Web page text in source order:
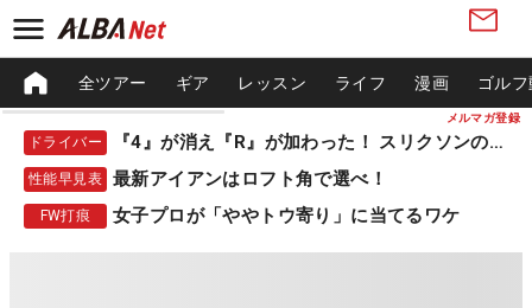
メルマガ登録
全ツアー ギア レッスン ライフ 漫画 ゴル
ドライバー 『4』が消え『R』が加わった！ スリクソンの新作
性能早見表 最新アイアンはロフト角で選べ！
FW打痕 女子プロが「ややトウ寄り」に当てるワケ